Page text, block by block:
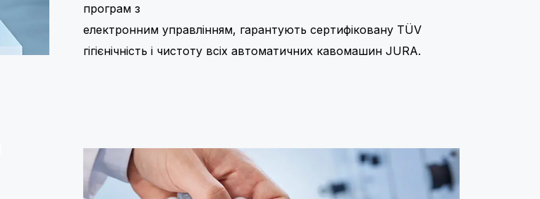
програм з
електронним управлінням, гарантують сертифіковану TÜV
гігієнічність і чистоту всіх автоматичних кавомашин JURA.